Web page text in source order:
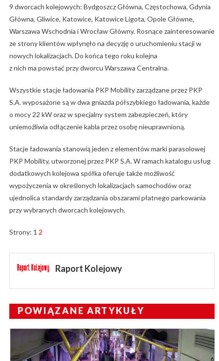
9 dworcach kolejowych: Bydgoszcz Główna, Częstochowa, Gdynia
Główna, Gliwice, Katowice, Katowice Ligota, Opole Główne,
Warszawa Wschodnia i Wrocław Główny. Rosnące zainteresowanie
ze strony klientów wpłynęło na decyzję o uruchomieniu stacji w
nowych lokalizacjach. Do końca tego roku kolejna
z nich ma powstać przy dworcu Warszawa Centralna.
Wszystkie stacje ładowania PKP Mobility zarządzane przez PKP
S.A. wyposażone są w dwa gniazda półszybkiego ładowania, każde
o mocy 22 kW oraz w specjalny system zabezpieczeń, który
uniemożliwia odłączenie kabla przez osobę nieuprawnioną.
Stacje ładowania stanowią jeden z elementów marki parasolowej
PKP Mobility, utworzonej przez PKP S.A. W ramach katalogu usług
dodatkowych kolejowa spółka oferuje także możliwość
wypożyczenia w określonych lokalizacjach samochodów oraz
ujednolica standardy zarządzania obszarami płatnego parkowania
przy wybranych dworcach kolejowych.
Strony: 1 2
Raport Kolejowy
POWIĄZANE ARTYKUŁY